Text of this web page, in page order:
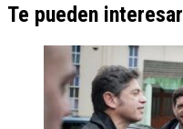
Te pueden interesar